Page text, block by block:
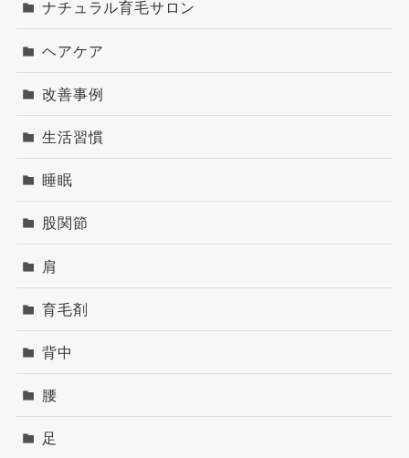
ナチュラル育毛サロン
ヘアケア
改善事例
生活習慣
睡眠
股関節
肩
育毛剤
背中
腰
足